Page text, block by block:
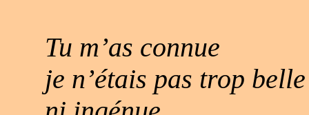
Tu m’as connue
je n’étais pas trop